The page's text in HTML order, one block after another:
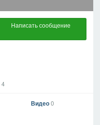
Написать сообщение
4
Видео0